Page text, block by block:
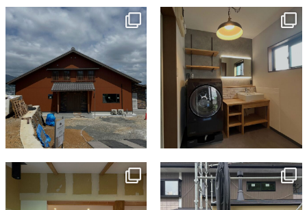
tomohouseinc
tomohouseinc
7月 13
tomohouseinc
tomohouseinc
6月 3